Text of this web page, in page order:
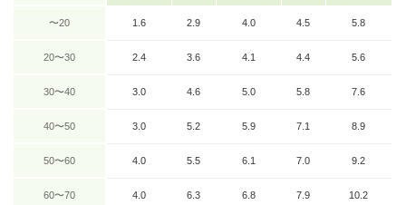
〜20 1.6 2.9 4.0 4.5 5.8
20〜30 2.4 3.6 4.1 4.4 5.6
30〜40 3.0 4.6 5.0 5.8 7.6
40〜50 3.0 5.2 5.9 7.1 8.9
50〜60 4.0 5.5 6.1 7.0 9.2
60〜70 4.0 6.3 6.8 7.9 10.2